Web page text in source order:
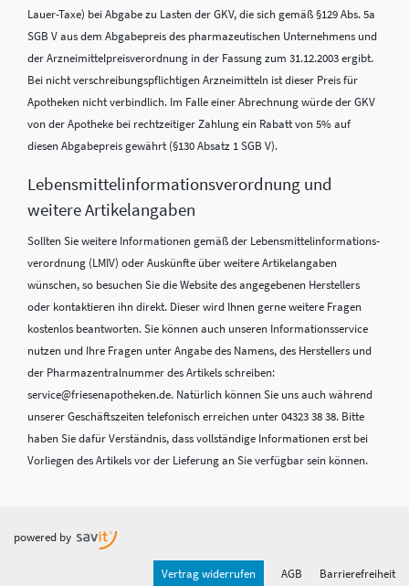
Lauer-Taxe) bei Abgabe zu Lasten der GKV, die sich gemäß §129 Abs. 5a
SGB V aus dem Abgabepreis des pharmazeutischen Unternehmens und
der Arzneimittelpreisverordnung in der Fassung zum 31.12.2003 ergibt.
Bei nicht verschreibungspflichtigen Arzneimitteln ist dieser Preis für
Apotheken nicht verbindlich. Im Falle einer Abrechnung würde der GKV
von der Apotheke bei rechtzeitiger Zahlung ein Rabatt von 5% auf
diesen Abgabepreis gewährt (§130 Absatz 1 SGB V).
Lebensmittel­informations­verordnung und
weitere Artikelangaben
Sollten Sie weitere Informationen gemäß der Lebensmittel­informations­
verordnung (LMIV) oder Auskünfte über weitere Artikelangaben
wünschen, so besuchen Sie die Website des angegebenen Herstellers
oder kontaktieren ihn direkt. Dieser wird Ihnen gerne weitere Fragen
kostenlos beantworten. Sie können auch unseren Informationsservice
nutzen und Ihre Fragen unter Angabe des Namens, des Herstellers und
der Pharmazentralnummer des Artikels schreiben:
service@friesenapotheken.de. Natürlich können Sie uns auch während
unserer Geschäftszeiten telefonisch erreichen unter 04323 38 38. Bitte
haben Sie dafür Verständnis, dass vollständige Informationen erst bei
Vorliegen des Artikels vor der Lieferung an Sie verfügbar sein können.
powered by
Vertrag widerrufen AGB Barrierefreiheit